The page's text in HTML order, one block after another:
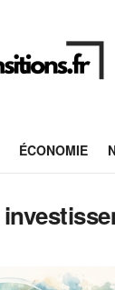
ÉCONOMIE